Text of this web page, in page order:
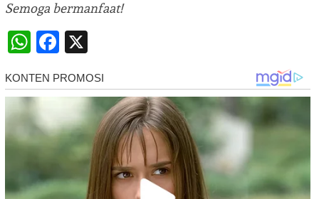
Semoga bermanfaat!
WhatsApp
Facebook